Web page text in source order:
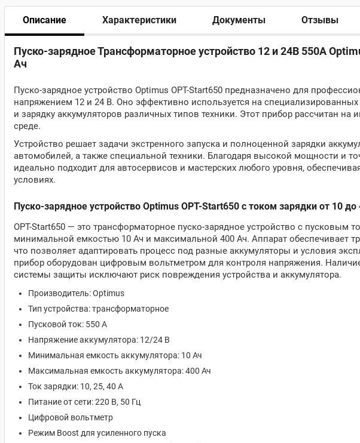
Описание Характеристики Документы Отзывы
Пуско-зарядное Трансформаторное устройство 12 и 24В 550A
Ач
Пуско-зарядное устройство Optimus OPT-Start650 предназначено для
напряжением 12 и 24 В. Оно эффективно используется на
и зарядку аккумуляторов различных типов техники. Этот прибор рассчитан
среде.
Устройство решает задачи экстренного запуска и полноценной зарядки
автомобилей, а также специальной техники. Благодаря высокой мощности и
идеально подходит для автосервисов и мастерских любого уровня,
условиях.
Пуско-зарядное устройство Optimus OPT-Start650 с током зарядки от 10 до
OPT-Start650 — это трансформаторное пуско-зарядное устройство с пусковым
минимальной емкостью 10 Ач и максимальной 400 Ач. Аппарат обеспечивает
что позволяет адаптировать процесс под разные аккумуляторы и условия
прибор оборудован цифровым вольтметром для контроля напряжения.
системы защиты исключают риск повреждения устройства и аккумулятора.
Производитель: Optimus
Тип устройства: трансформаторное
Пусковой ток: 550 А
Напряжение аккумулятора: 12/24 В
Минимальная емкость аккумулятора: 10 Ач
Максимальная емкость аккумулятора: 400 Ач
Ток зарядки: 10, 25, 40 А
Питание от сети: 220 В, 50 Гц
Цифровой вольтметр
Режим Boost для усиленного пуска